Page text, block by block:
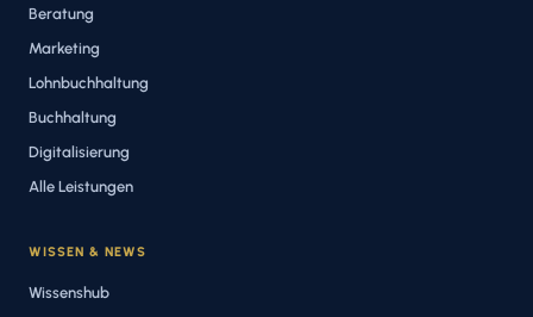
Beratung
Marketing
Lohnbuchhaltung
Buchhaltung
Digitalisierung
Alle Leistungen
WISSEN & NEWS
Wissenshub